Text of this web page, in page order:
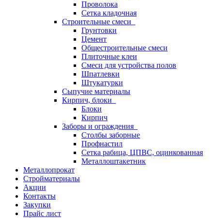
Проволока
Сетка кладочная
Строительные смеси
Грунтовки
Цемент
Общестроительные смеси
Плиточные клеи
Смеси для устройства полов
Шпатлевки
Штукатурки
Сыпучие материалы
Кирпич, блоки
Блоки
Кирпич
Заборы и ограждения
Столбы заборные
Профнастил
Сетка рабица, ЦПВС, оцинкованная
Металлоштакетник
Металлопрокат
Стройматериалы
Акции
Контакты
Закупки
Прайс лист